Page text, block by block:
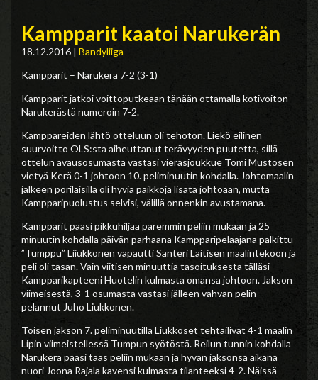
Kampparit kaatoi Narukerän
18.12.2016 | Bandyliiga
Kampparit – Narukerä 7-2 (3-1)
Kampparit jatkoi voittoputkeaan tänään ottamalla kotivoiton
Narukerästä numeroin 7-2.
Kamppareiden lähtö otteluun oli tehoton. Liekö eilinen
suurvoitto OLS:sta aiheuttanut terävyyden puutetta, sillä
ottelun avausosumasta vastasi vierasjoukkue Tomi Mustosen
vietyä Kerä 0-1 johtoon 10. peliminuutin kohdalla. Johtomaalin
jälkeen porilaisilla oli hyviä paikkoja lisätä johtoaan, mutta
Kampparipuolustus selvisi, välillä onnenkin avustamana.
Kampparit pääsi pikkuhiljaa paremmin peliin mukaan ja 25
minuutin kohdalla päivän parhaana Kampparipelaajana palkittu
”Tumppu” Liiukkonen vapautti Santeri Laitisen maalintekoon ja
peli oli tasan. Vain viitisen minuuttia tasoituksesta tälläsi
Kampparikapteeni Huotelin kulmasta omansa johtoon. Jakson
viimeisestä, 3-1 osumasta vastasi jälleen vahvan pelin
pelannut Juho Liukkonen.
Toisen jakson 7. peliminuutilla Liukkoset tehtailivat 4-1 maalin
Lipin viimeistellessä Tumpun syötöstä. Reilun tunnin kohdalla
Narukerä pääsi taas peliin mukaan ja hyvän jaksonsa aikana
nuori Joona Rajala kavensi kulmasta tilanteeksi 4-2. Näissä